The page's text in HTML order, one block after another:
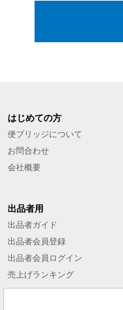
はじめての方
便ブリッジについて
お問合わせ
会社概要
出品者用
出品者ガイド
出品者会員登録
出品者会員ログイン
売上げランキング